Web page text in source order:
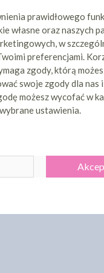
prawidłowego
własne oraz naszych
w
preferencjami.
zgody, którą
swoje zgody dla
możesz wycofać w
wybrane ustawienia.